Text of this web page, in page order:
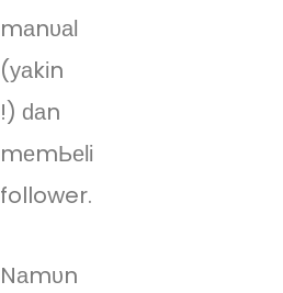
mаnυаӏ
(уаkіn
!) ԁаn
mеmЬеӏі
follower.
Nаmυn